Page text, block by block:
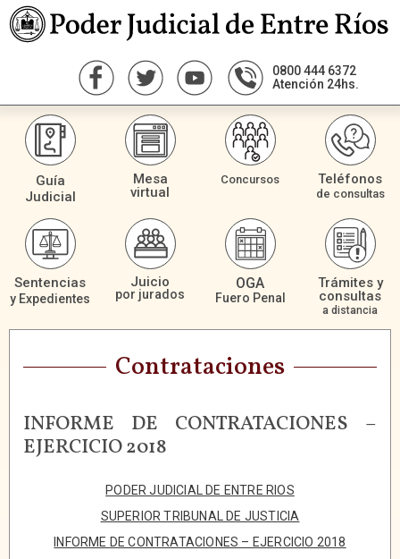
0800 444 6372
Atención 24hs.
Guía
Judicial
Mesa
virtual
Concursos Teléfonos
de consultas
Sentencias
y Expedientes
Juicio
por jurados
OGA
Fuero Penal
Trámites y
consultas
a distancia
Contrataciones
INFORME DE CONTRATACIONES –
EJERCICIO 2018
PODER JUDICIAL DE ENTRE RIOS
SUPERIOR TRIBUNAL DE JUSTICIA
INFORME DE CONTRATACIONES – EJERCICIO 2018